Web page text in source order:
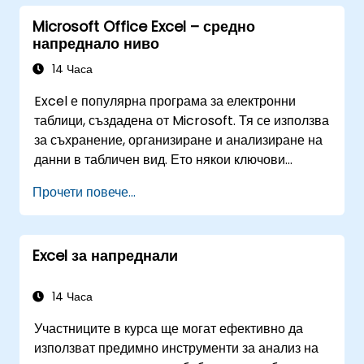
Microsoft Office Excel – средно
напреднало ниво
14 Часа
Excel е популярна програма за електронни
таблици, създадена от Microsoft. Тя се използва
за съхранение, организиране и анализиране на
данни в табличен вид. Ето някои ключови
Електронни таблици: Състои се от работни
листове, като всеки лист представлява мрежа
от клетки, разположени в редове и колони.
Позволява създаването на множество листове
организиране на различни набори от данни. 2.
извършването на разнообразни математически,
статистически и логически изчисления чрез
Прочети повече...
Excel за напреднали
14 Часа
Участниците в курса ще могат ефективно да
използват предимно инструменти за анализ на